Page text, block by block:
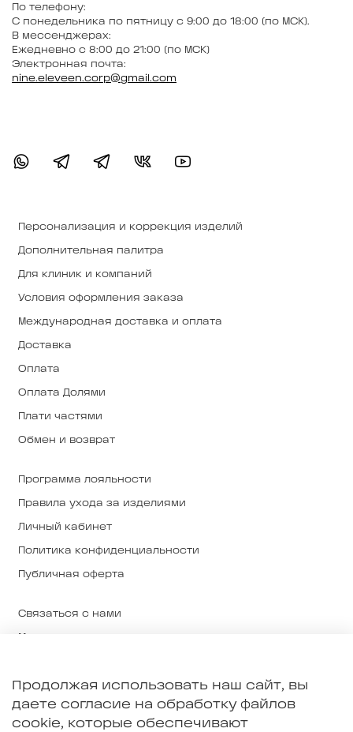
Персонализация и коррекция изделий
Дополнительная палитра
Для клиник и компаний
Условия оформления заказа
Международная доставка и оплата
Доставка
Оплата
Оплата Долями
Плати частями
Обмен и возврат
Программа лояльности
Правила ухода за изделиями
Личный кабинет
Политика конфиденциальности
Публичная оферта
Связаться с нами
О ткани и производстве
Примерка в Екатеринбурге
По телефону:
С понедельника по пятницу с 9:00 до 18:00 (по МСК).
В мессенджерах:
Ежедневно с 8:00 до 21:00 (по МСК)
Электронная почта:
nine.eleveen.corp@gmail.com
Продолжая использовать наш сайт, вы
даете согласие на обработку файлов
cookie, которые обеспечивают